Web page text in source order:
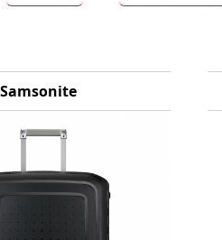
Samsonite